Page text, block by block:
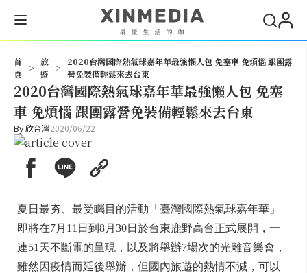
首
頁
>
旅
遊
>
2020台灣國際熱氣球嘉年華最強懶人包 免塞車 免煩惱 跟團露
營免裝備輕鬆來去台東
2020台灣國際熱氣球嘉年華最強懶人包 免塞
車 免煩惱 跟團露營免裝備輕鬆來去台東
By欣台灣2020/06/22
夏日最夯、最受矚目的活動「臺灣國際熱氣球嘉年華」
即將在7月11日到8月30日於台東鹿野高台正式展開，一
連51天不斷電的呈現，以及將舉辦7場次的光雕音樂會，
雖然因疫情而延後舉辦，但國內旅遊的熱情不減，可以